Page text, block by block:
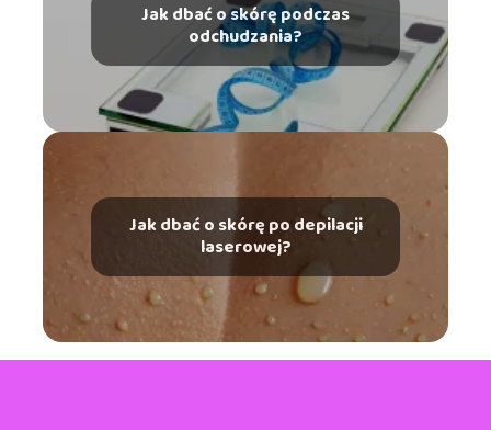
Jak dbać o skórę podczas
odchudzania?
Jak dbać o skórę po depilacji
laserowej?